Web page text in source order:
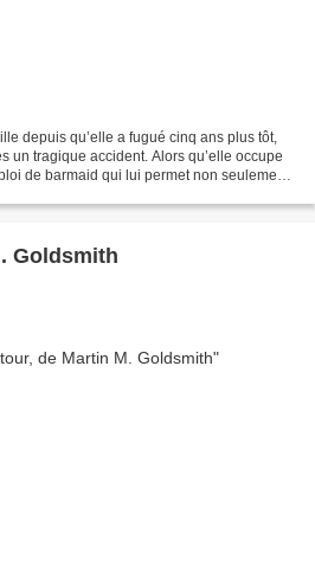
depuis qu’elle a fugué cinq ans plus tôt,
un tragique accident. Alors qu’elle occupe
de barmaid qui lui permet non seulement
Goldsmith